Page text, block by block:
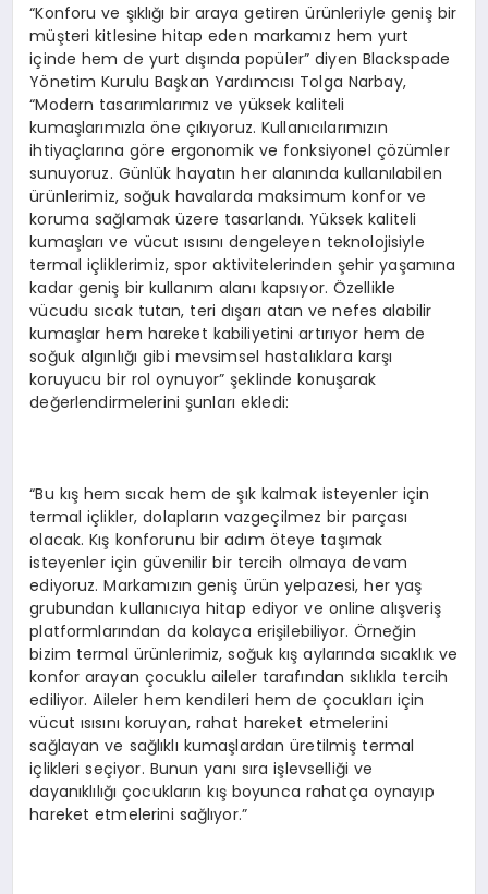
“Konforu ve şıklığı bir araya getiren ürünleriyle geniş bir
müşteri kitlesine hitap eden markamız hem yurt
içinde hem de yurt dışında popüler” diyen Blackspade
Yönetim Kurulu Başkan Yardımcısı Tolga Narbay,
“Modern tasarımlarımız ve yüksek kaliteli
kumaşlarımızla öne çıkıyoruz. Kullanıcılarımızın
ihtiyaçlarına göre ergonomik ve fonksiyonel çözümler
sunuyoruz. Günlük hayatın her alanında kullanılabilen
ürünlerimiz, soğuk havalarda maksimum konfor ve
koruma sağlamak üzere tasarlandı. Yüksek kaliteli
kumaşları ve vücut ısısını dengeleyen teknolojisiyle
termal içliklerimiz, spor aktivitelerinden şehir yaşamına
kadar geniş bir kullanım alanı kapsıyor. Özellikle
vücudu sıcak tutan, teri dışarı atan ve nefes alabilir
kumaşlar hem hareket kabiliyetini artırıyor hem de
soğuk algınlığı gibi mevsimsel hastalıklara karşı
koruyucu bir rol oynuyor” şeklinde konuşarak
değerlendirmelerini şunları ekledi:
“Bu kış hem sıcak hem de şık kalmak isteyenler için
termal içlikler, dolapların vazgeçilmez bir parçası
olacak. Kış konforunu bir adım öteye taşımak
isteyenler için güvenilir bir tercih olmaya devam
ediyoruz. Markamızın geniş ürün yelpazesi, her yaş
grubundan kullanıcıya hitap ediyor ve online alışveriş
platformlarından da kolayca erişilebiliyor. Örneğin
bizim termal ürünlerimiz, soğuk kış aylarında sıcaklık ve
konfor arayan çocuklu aileler tarafından sıklıkla tercih
ediliyor. Aileler hem kendileri hem de çocukları için
vücut ısısını koruyan, rahat hareket etmelerini
sağlayan ve sağlıklı kumaşlardan üretilmiş termal
içlikleri seçiyor. Bunun yanı sıra işlevselliği ve
dayanıklılığı çocukların kış boyunca rahatça oynayıp
hareket etmelerini sağlıyor.”